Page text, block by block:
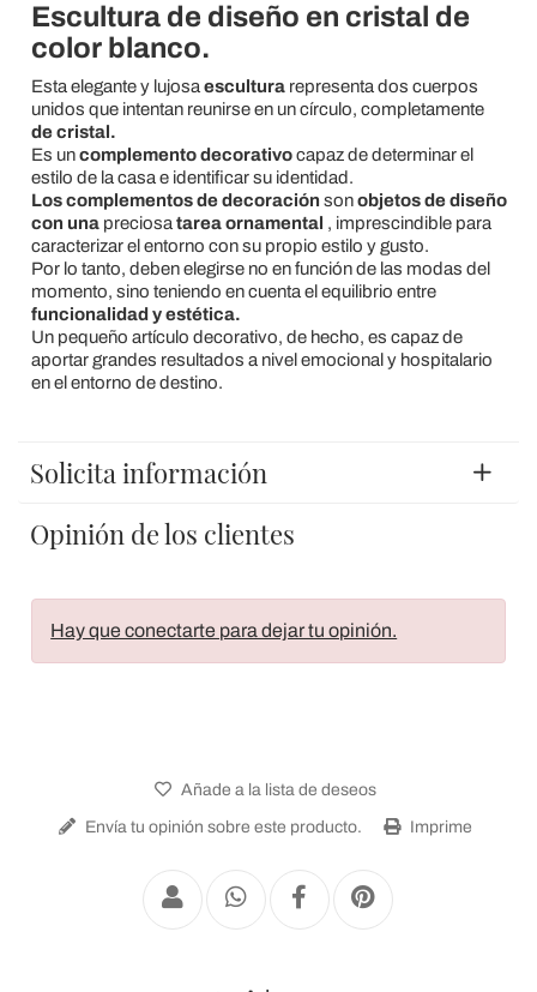
Escultura de diseño en cristal de
color blanco.
Esta elegante y lujosa esculturarepresenta dos cuerpos
unidos que intentan reunirse en un círculo, completamente
de cristal.
Es uncomplemento decorativocapaz de determinar el
estilo de la casa e identificar su identidad.
Los complementos de decoración sonobjetos de diseño
con unapreciosa tarea ornamental , imprescindible para
caracterizar el entorno con su propio estilo y gusto.
Por lo tanto, deben elegirse no en función de las modas del
momento, sino teniendo en cuenta el equilibrio entre
funcionalidad y estética.
Un pequeño artículo decorativo, de hecho, es capaz de
aportar grandes resultados a nivel emocional y hospitalario
en el entorno de destino.
Solicita información
Opinión de los clientes
Hay que conectarte para dejar tu opinión.
Añade a la lista de deseos
Envía tu opinión sobre este producto. Imprime